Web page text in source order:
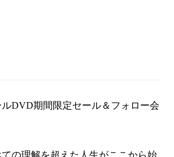
DVD期間限定セール＆フォロー会
ての理解を超えた人生がここから始